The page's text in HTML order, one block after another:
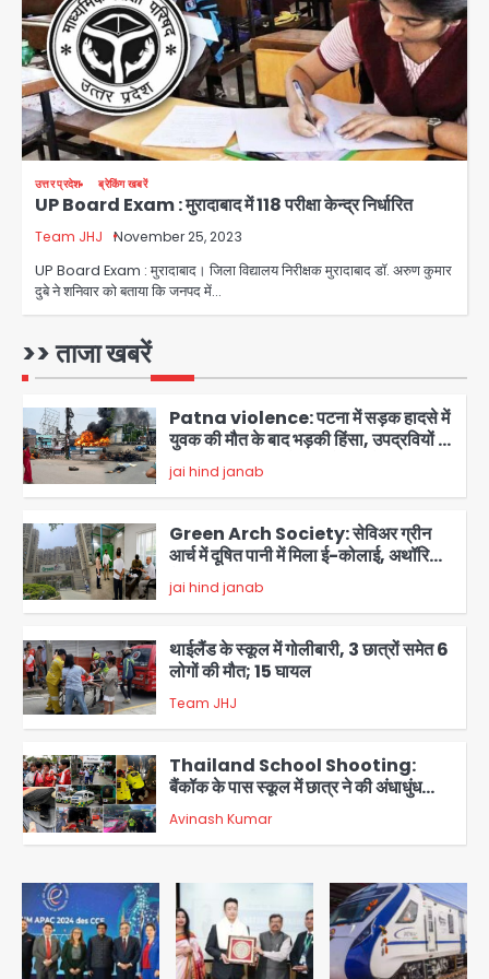
उत्तर प्रदेश ब्रेकिंग खबरें
UP Board Exam : मुरादाबाद में 118 परीक्षा केन्द्र निर्धारित
Team JHJ November 25, 2023
UP Board Exam : मुरादाबाद। जिला विद्यालय निरीक्षक मुरादाबाद डॉ. अरुण कुमार
दुबे ने शनिवार को बताया कि जनपद में…
>> ताजा खबरें
3 jai hind janab
4
थाईलैंड के स्कूल में गोलीबारी, 3 छात्रों समेत 6
लोगों की मौत; 15 घायल
बैंकॉक के पास स्कूल में छात्र ने की अंधाधुंध
फायरिंग, हमलावर सहित सात की मौत, 15
घायल
Avinash Kumar
1
Brijbhushan sexual assault
बैड टच’ का था मामला
2
Patna violence: पटना में सड़क हादसे में
युवक की मौत के बाद भड़की हिंसा, उपद्रवियों ने
फूंकीं 10 गाड़ियां, ट्रैफिक पोस्ट और स्लीपर
बस भी जलाई, NH-30 जाम
jai hind janab
3
Green Arch Society: सेविअर ग्रीन
आर्च में दूषित पानी में मिला ई-कोलाई, अथॉरिटी
ने शुरू की सैंपलिंग जांच
jai hind janab
4
थाईलैंड के स्कूल में गोलीबारी, 3 छात्रों समेत 6
लोगों की मौत; 15 घायल
Team JHJ
5
Thailand School Shooting:
बैंकॉक के पास स्कूल में छात्र ने की अंधाधुंध
फायरिंग, हमलावर सहित सात की मौत, 15
घायल
Avinash Kumar
1
Brijbhushan sexual assault
case: बृजभूषण सिंह बोले- संसद जरूर
लौटूंगा, हुई चरित्र हत्या की कोशिश, प्रियंका
गांधी को बरगलाया गया, यौन शोषण नहीं ‘गुड-
बैड टच’ का था मामला
jai hind janab